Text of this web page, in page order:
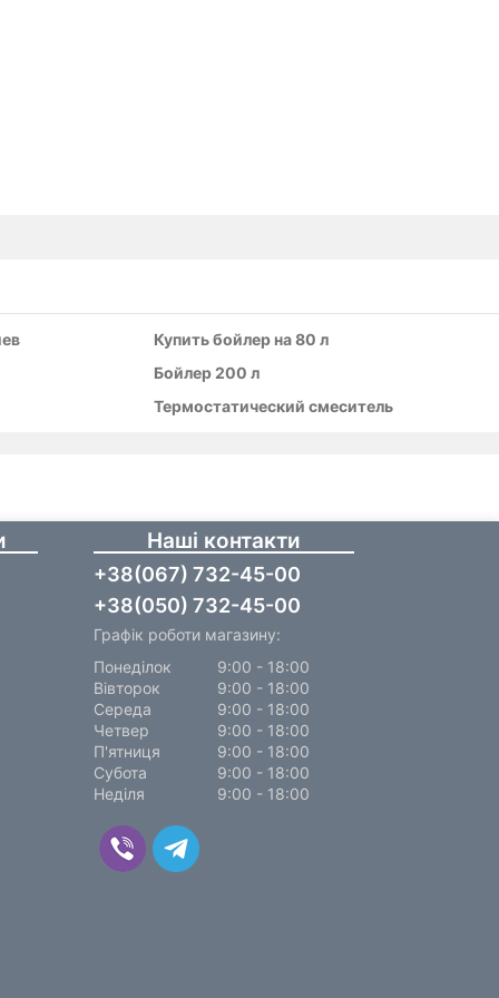
Купить бойлер на 80 л
Бойлер 200 л
Термостатический смеситель
Наші контакти
+38(067) 732-45-00
+38(050) 732-45-00
Графік роботи магазину:
Понеділок
9:00 - 18:00
Вівторок
9:00 - 18:00
Середа
9:00 - 18:00
Четвер
9:00 - 18:00
П'ятниця
9:00 - 18:00
Субота
9:00 - 18:00
Неділя
9:00 - 18:00